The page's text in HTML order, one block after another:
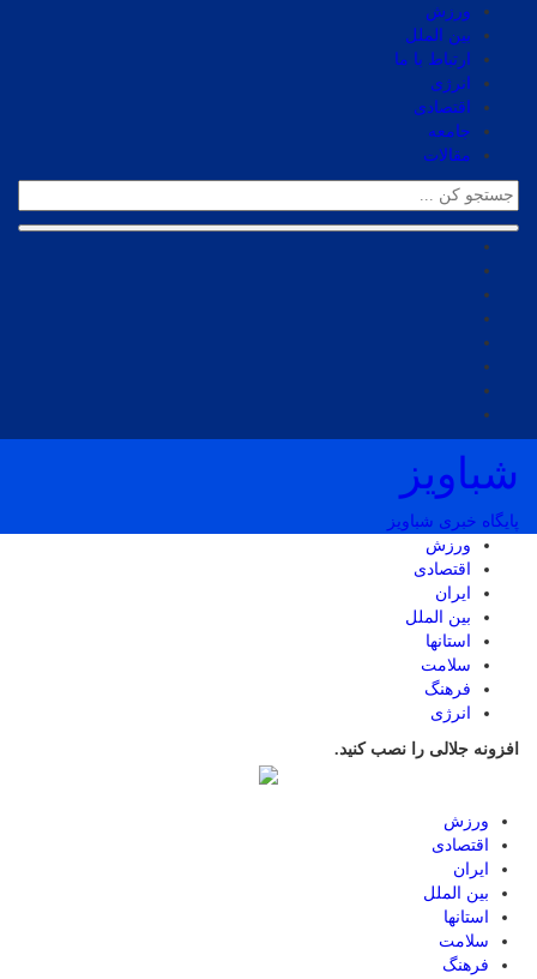
ورزش
بین الملل
ارتباط با ما
انرژی
اقتصادی
جامعه
مقالات
شباویز
پایگاه خبری شباویز
ورزش
اقتصادی
ایران
بین الملل
استانها
سلامت
فرهنگ
انرژی
افزونه جلالی را نصب کنید.
ورزش
اقتصادی
ایران
بین الملل
استانها
سلامت
فرهنگ